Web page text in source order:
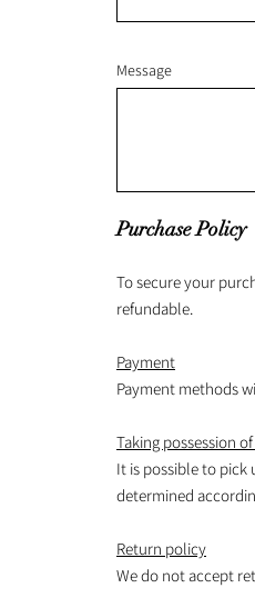
Message
Purchase Policy
To secure your
refundable.
Payment
Payment methods
Taking possession
It is possible to pick
determined
Return policy
We do not accept